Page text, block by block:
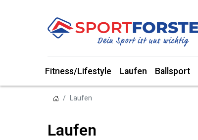
Fitness/Lifestyle Laufen Ballsport
Laufen
Laufen